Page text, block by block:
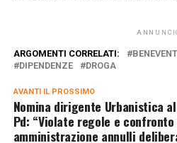
ARGOMENTI CORRELATI:
DIPENDENZE
DROGA
AVANTI IL ​​PROSSIMO
Nomina dirigente Urbanistica
Pd: “Violate regole e
amministrazione annulli